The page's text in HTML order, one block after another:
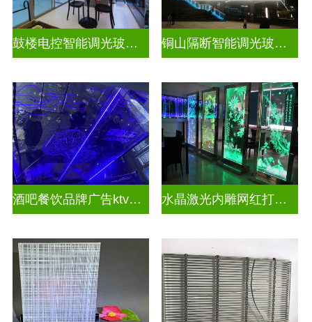
鼓楼电控智能调光玻璃安装方法 铜山隔断智能调光玻璃安装电话
酒吧餐饮品牌广告ktv激光内雕发光艺术玻璃 水晶激光内雕网红打卡背景